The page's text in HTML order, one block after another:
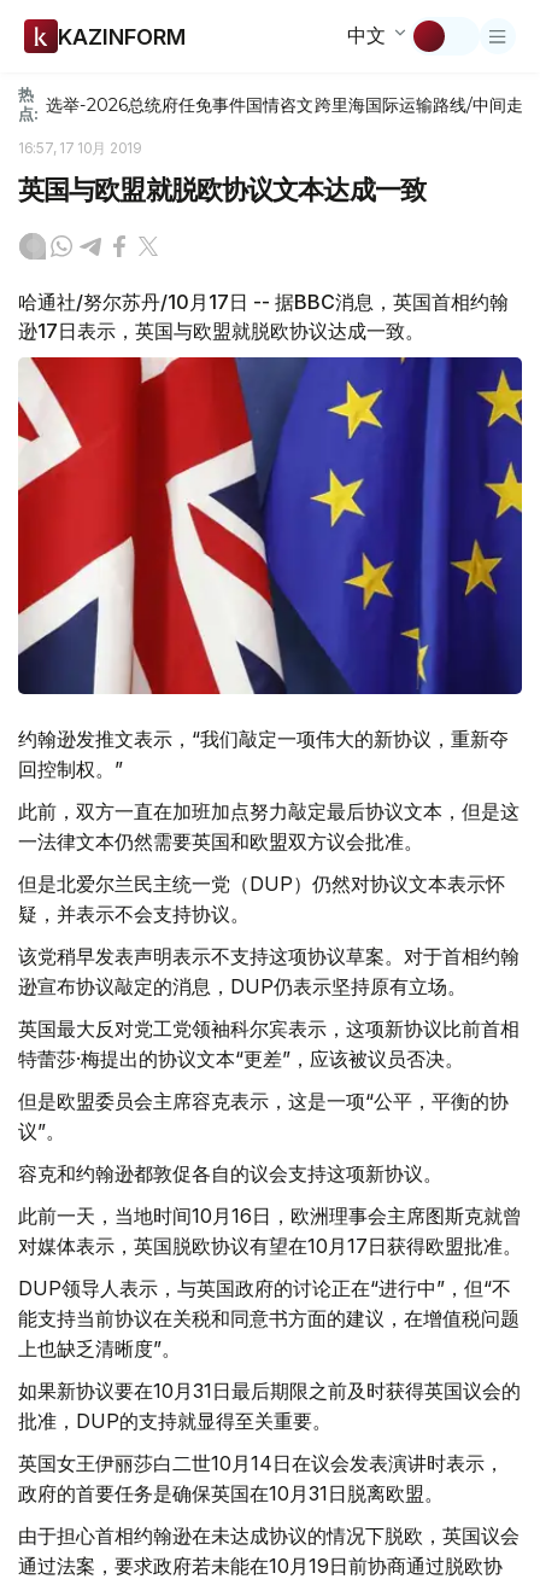
KAZINFORM 中文
热
点: 选举-2026总统府任免事件国情咨文跨里海国际运输路线/中间走廊
16:57, 17 10月 2019
英国与欧盟就脱欧协议文本达成一致
哈通社/努尔苏丹/10月17日 -- 据BBC消息，英国首相约翰
逊17日表示，英国与欧盟就脱欧协议达成一致。
约翰逊发推文表示，“我们敲定一项伟大的新协议，重新夺
回控制权。”
此前，双方一直在加班加点努力敲定最后协议文本，但是这
一法律文本仍然需要英国和欧盟双方议会批准。
但是北爱尔兰民主统一党（DUP）仍然对协议文本表示怀
疑，并表示不会支持协议。
该党稍早发表声明表示不支持这项协议草案。对于首相约翰
逊宣布协议敲定的消息，DUP仍表示坚持原有立场。
英国最大反对党工党领袖科尔宾表示，这项新协议比前首相
特蕾莎·梅提出的协议文本“更差”，应该被议员否决。
但是欧盟委员会主席容克表示，这是一项“公平，平衡的协
议”。
容克和约翰逊都敦促各自的议会支持这项新协议。
此前一天，当地时间10月16日，欧洲理事会主席图斯克就曾
对媒体表示，英国脱欧协议有望在10月17日获得欧盟批准。
DUP领导人表示，与英国政府的讨论正在“进行中”，但“不
能支持当前协议在关税和同意书方面的建议，在增值税问题
上也缺乏清晰度”。
如果新协议要在10月31日最后期限之前及时获得英国议会的
批准，DUP的支持就显得至关重要。
英国女王伊丽莎白二世10月14日在议会发表演讲时表示，
政府的首要任务是确保英国在10月31日脱离欧盟。
由于担心首相约翰逊在未达成协议的情况下脱欧，英国议会
通过法案，要求政府若未能在10月19日前协商通过脱欧协